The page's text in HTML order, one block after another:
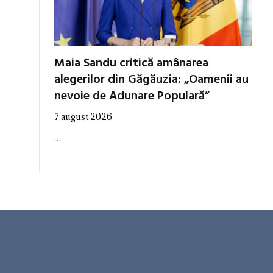
Maia Sandu critică amânarea
alegerilor din Găgăuzia: „Oamenii au
nevoie de Adunare Populară”
7 august 2026
…